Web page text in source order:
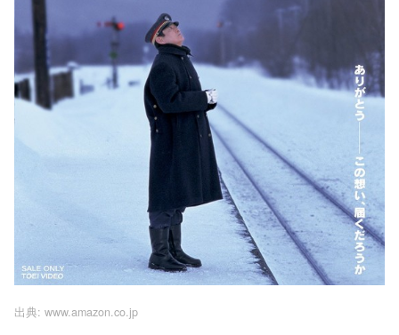
出典: www.amazon.co.jp